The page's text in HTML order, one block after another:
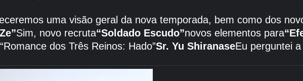
uma visão geral da nova temporada, bem como dos
Sim, novo recruta“Soldado Escudo”novos elementos para
dos Três Reinos: Hado”Sr. Yu ShiranaseEu perguntei